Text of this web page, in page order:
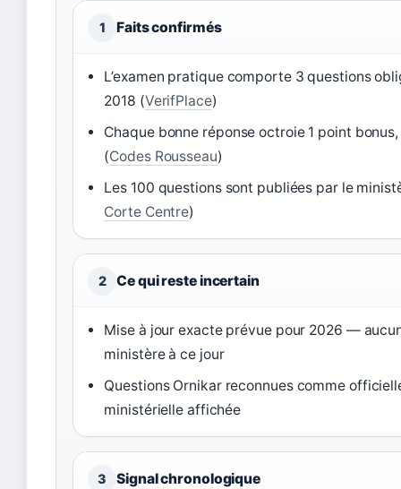
1 Faits confirmés
L’examen pratique comporte 3 questions
2018 (VerifPlace)
Chaque bonne réponse octroie 1 point
(Codes Rousseau)
Les 100 questions sont publiées par le
Corte Centre)
2 Ce qui reste incertain
Mise à jour exacte prévue pour 2026 —
ministère à ce jour
Questions Ornikar reconnues comme
ministérielle affichée
3 Signal chronologique